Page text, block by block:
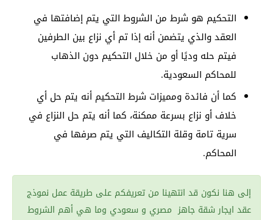
التحكيم هو شرط من الشروط التي يتم إضافتها في
العقد والذي يتضمن أنه إذا تم أي نزاع بين الطرفين
فيتم حله وديًا أو من خلال التحكيم دون الذهاب
للمحاكم السعودية.
كما أن فائدة ومميزات شرط التحكيم أنه يتم حل أي
خلاف أو نزاع بسرعة ممكنة، كما أنه يتم حل النزاع في
سرية تامة وقلة التكاليف التي يتم صرفها في
المحاكم.
إلى هنا نكون قد انتهينا من تعريفكم على طريقة عمل نموذج
عقد ايجار شقة جاهز مصري و سعودي وما هي أهم الشروط